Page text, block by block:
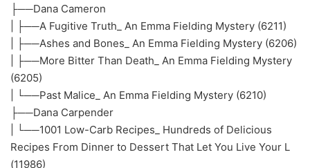
├──Dana Cameron
| ├──A Fugitive Truth_ An Emma Fielding Mystery (6211)
| ├──Ashes and Bones_ An Emma Fielding Mystery (6206)
| ├──More Bitter Than Death_ An Emma Fielding Mystery
(6205)
| └──Past Malice_ An Emma Fielding Mystery (6210)
├──Dana Carpender
| └──1001 Low-Carb Recipes_ Hundreds of Delicious
Recipes From Dinner to Dessert That Let You Live Your L
(11986)